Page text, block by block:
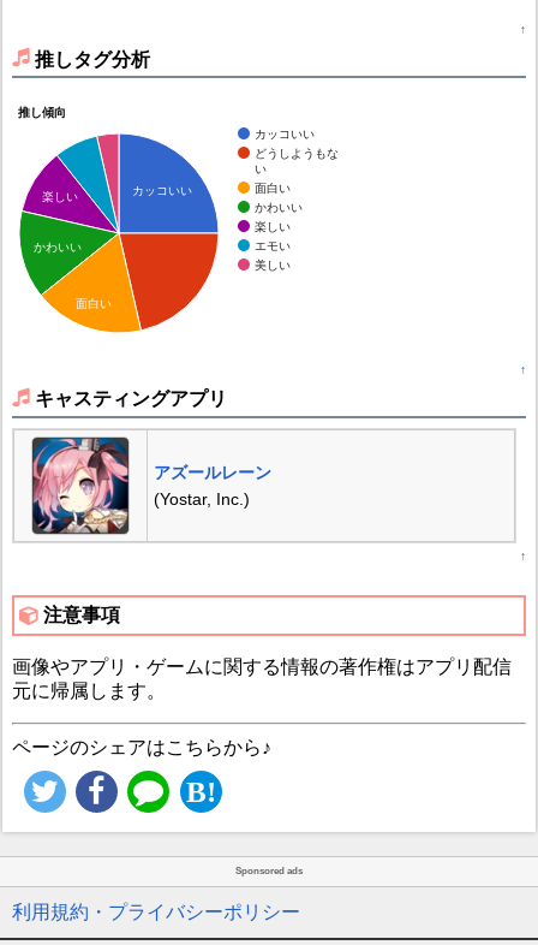
↑
推しタグ分析
推し傾向
カッコいい
どうしようもな
い
面白い
かわいい
楽しい
エモい
美しい
カッコいい
楽しい
かわいい
面白い
↑
キャスティングアプリ
アズールレーン
(Yostar, Inc.)
↑
注意事項
画像やアプリ・ゲームに関する情報の著作権はアプリ配信
元に帰属します。
ページのシェアはこちらから♪
Sponsored ads
利用規約・プライバシーポリシー